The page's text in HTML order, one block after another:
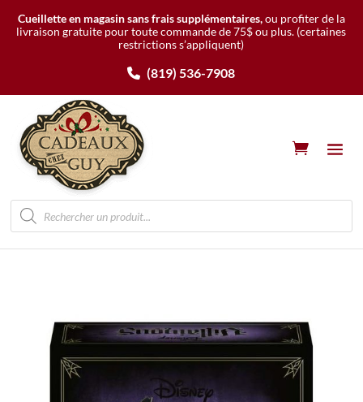
Cueillette en magasin sans frais supplémentaires,ou profiter de la
livraison gratuite pour toute commande de 75$ ou plus. (certaines
restrictions s’appliquent)
(819) 536-7908
Recherche
de
produits